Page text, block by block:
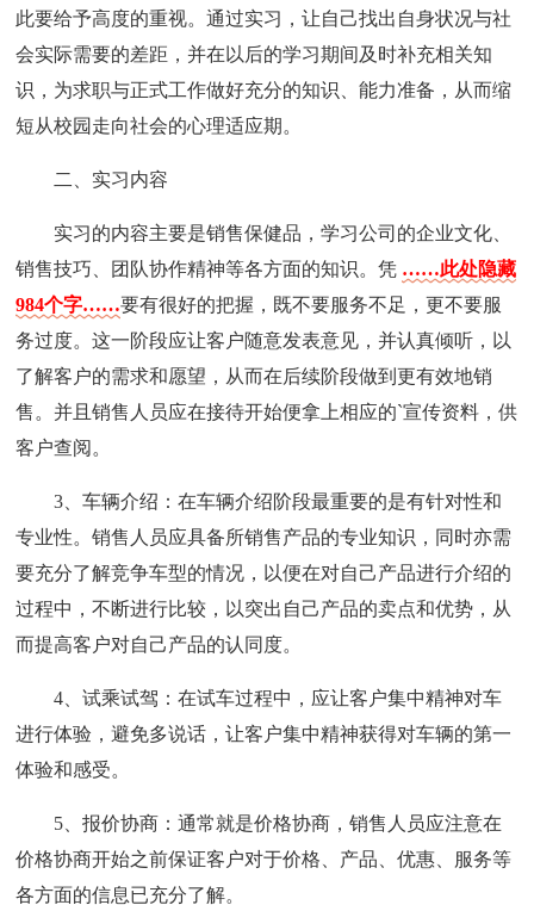
此要给予高度的重视。通过实习，让自己找出自身状况与社
会实际需要的差距，并在以后的学习期间及时补充相关知
识，为求职与正式工作做好充分的知识、能力准备，从而缩
短从校园走向社会的心理适应期。
二、实习内容
实习的内容主要是销售保健品，学习公司的企业文化、
销售技巧、团队协作精神等各方面的知识。凭 ……此处隐藏
984个字……要有很好的把握，既不要服务不足，更不要服
务过度。这一阶段应让客户随意发表意见，并认真倾听，以
了解客户的需求和愿望，从而在后续阶段做到更有效地销
售。并且销售人员应在接待开始便拿上相应的`宣传资料，供
客户查阅。
3、车辆介绍：在车辆介绍阶段最重要的是有针对性和
专业性。销售人员应具备所销售产品的专业知识，同时亦需
要充分了解竞争车型的情况，以便在对自己产品进行介绍的
过程中，不断进行比较，以突出自己产品的卖点和优势，从
而提高客户对自己产品的认同度。
4、试乘试驾：在试车过程中，应让客户集中精神对车
进行体验，避免多说话，让客户集中精神获得对车辆的第一
体验和感受。
5、报价协商：通常就是价格协商，销售人员应注意在
价格协商开始之前保证客户对于价格、产品、优惠、服务等
各方面的信息已充分了解。